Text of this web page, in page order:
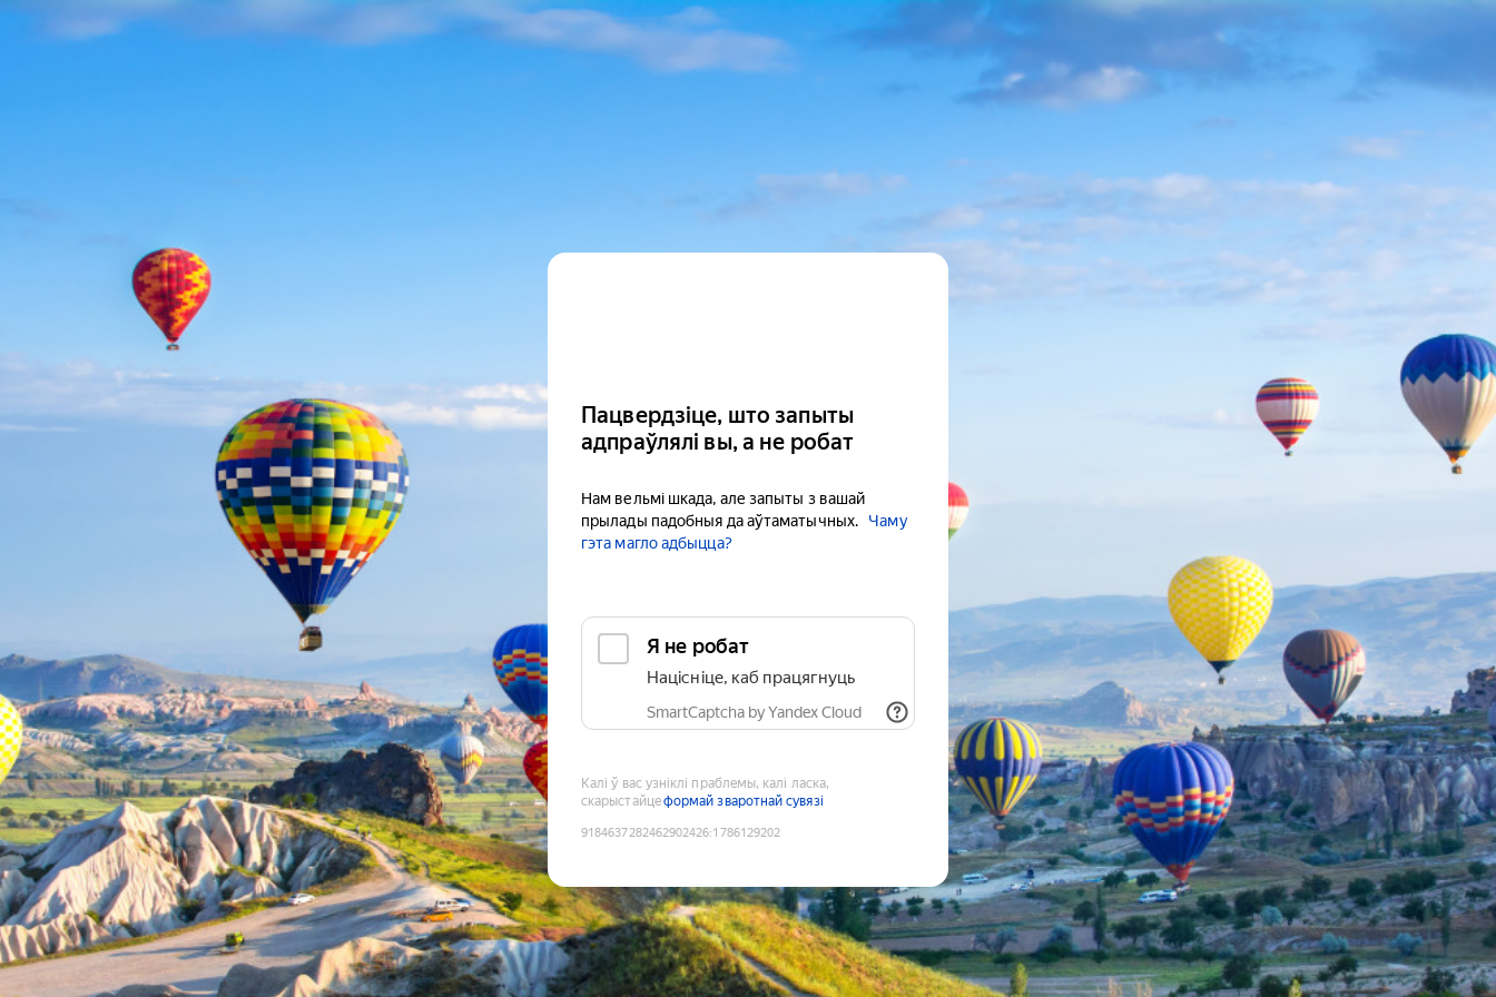
Пацвердзіце, што запыты
адпраўлялі вы, а не робат
Нам вельмі шкада, але запыты з вашай
прылады падобныя да аўтаматычных.
Чаму
гэта магло адбыцца?
Я не робат
Націсніце, каб працягнуць
SmartCaptcha by Yandex Cloud
Калі ў вас узніклі праблемы, калі ласка,
скарыстайцеформай зваротнай сувязі
9184637282462902426:1786129202